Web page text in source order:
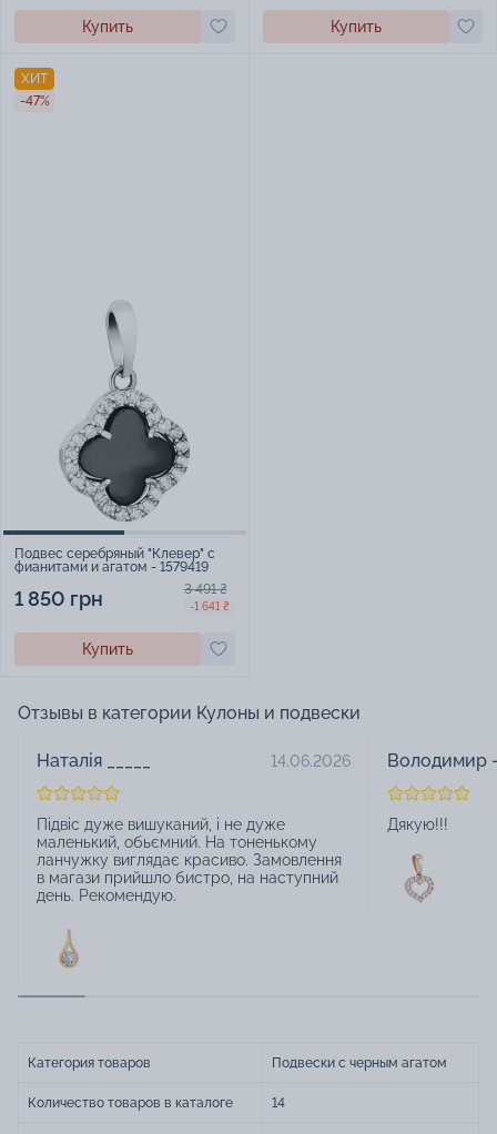
Купить Купить
ХИТ
-47%
Подвес серебряный "Клевер" с
фианитами и агатом - 1579419
1 850 грн 3 491 ₴
-1 641 ₴
Купить
Отзывы в категории Кулоны и подвески
Наталія _____ 14.06.2026
Підвіс дуже вишуканий, і не дуже
маленький, обьємний. На тоненькому
ланчужку виглядає красиво. Замовлення
в магази прийшло бистро, на наступний
день. Рекомендую.
Володимир
Дякую!!!
Категория товаров Подвески с черным агатом
Количество товаров в каталоге 14